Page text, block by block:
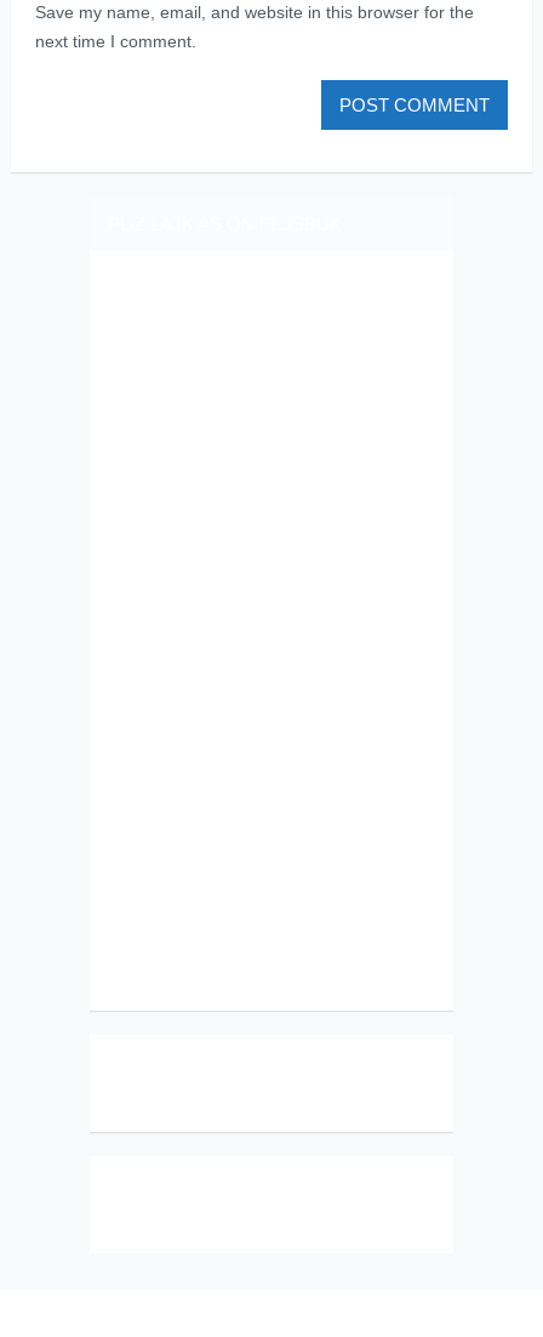
Save my name, email, and website in this browser for the
next time I comment.